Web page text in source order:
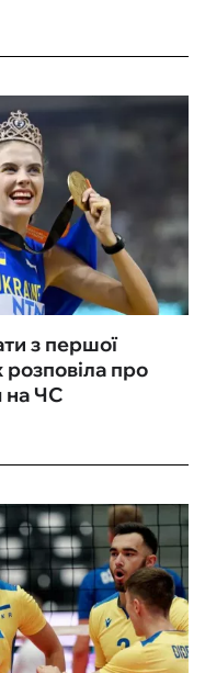
з першої
про
на ЧС